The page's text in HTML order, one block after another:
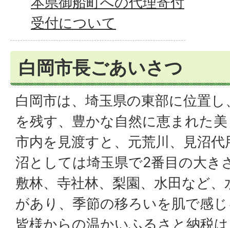
受付について
白岡市長ごあいさつ
白岡市は、埼玉県の東部に位置
を残す、豊かな自然に恵まれた
市内を見渡すと、元荒川、見沼
沼としては埼玉県で2番目の大き
敷林、寺社林、梨園、水田など
があり、季節の移ろいを肌で感
皆様からの温かいふるさと納税